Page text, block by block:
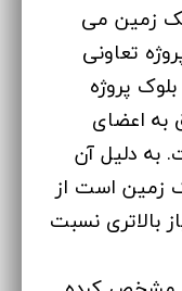
زمین می
تعاونی
پروژه
به اعضای
به دلیل آن
زمین است از
بالاتری نسبت